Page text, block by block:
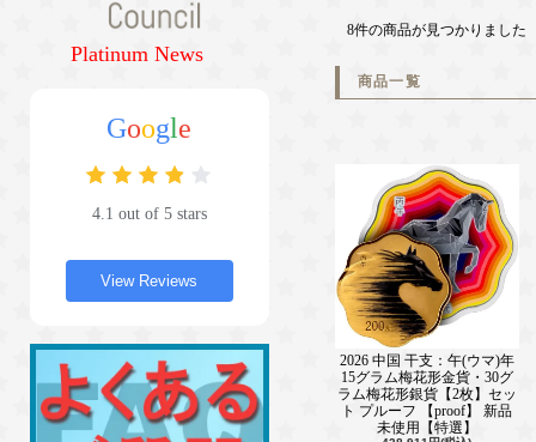
Platinum News
Google
4.1 out of 5 stars
View Reviews
8件の商品が見つかりました
商品一覧
2026 中国 干支：午(ウマ)年
15グラム梅花形金貨・30グ
ラム梅花形銀貨【2枚】セッ
ト プルーフ 【proof】 新品
未使用【特選】